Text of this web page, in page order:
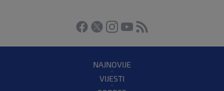
NAJNOVIJE
VIJESTI